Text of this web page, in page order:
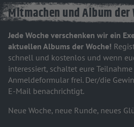
Mitmachen und Album der
Jede Woche verschenken wir ein
aktuellen Albums der Woche!
schnell und kostenlos und wenn
interessiert, schaltet eure
Anmeldeformular frei. Der/die
E-Mail benachrichtigt.
Neue Woche, neue Runde, neues